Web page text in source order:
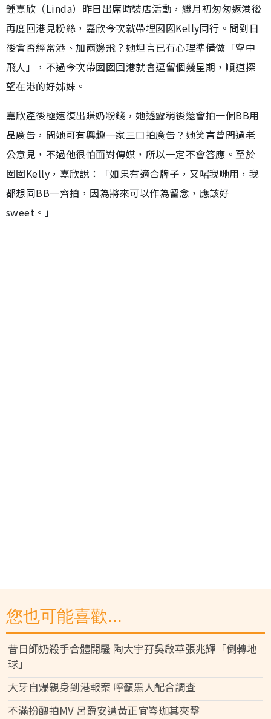
鍾嘉欣（Linda）昨日出席時裝店活動，繼月初匆匆返港後
再度回港見粉絲，嘉欣今次就帶埋囡囡Kelly同行。問到日
後會否經常港、加兩邊飛？她坦言已有心理準備做「空中
飛人」，不過今次帶囡囡回港就會逗留個幾星期，順道探
望在港的好姊妹。
嘉欣產後極速復出賺奶粉錢，她透露稍後還會拍一個BB用
品廣告，問她可有興趣一家三口拍廣告？她笑言曾問過老
公意見，不過他很怕面對傳媒，所以一定不會答應。至於
囡囡Kelly，嘉欣說：「如果有適合牌子，又啱我哋用，我
都想同BB一齊拍，因為將來可以作為留念，應該好
sweet。」
您也可能喜歡...
昔日師奶殺手合體開騷 陶大宇孖吳啟華張兆輝「倒轉地
球」
大牙自爆親身到港報案 呼籲黑人配合調查
不滿扮醜拍MV 呂爵安遭黃正宜岑珈其夾擊